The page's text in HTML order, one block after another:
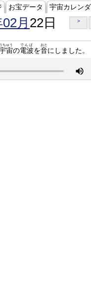
お宝データ 宇宙カレン
月 22日 >
宙
うちゅう
の電波
でんぱ
を音
おと
にしました。